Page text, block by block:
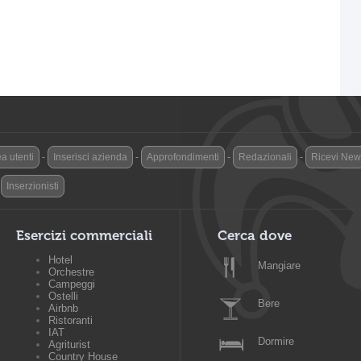
utenti - Inserisci azienda - Approfondimenti - Redazionali - Ricevi
Inserzionisti
Esercizi commerciali
Hotel
Orchestre
Campeggi
Ostelli
Airbnb
Ristoranti
IAT
Agriturist
Country House
Cerca dove
Mangiare
Bere
Dormire